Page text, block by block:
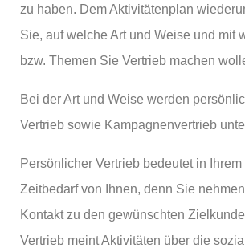
zu haben. Dem Aktivitätenplan
Sie, auf welche Art und Weise und mit
bzw. Themen Sie Vertrieb machen
Bei der Art und Weise werden
Vertrieb sowie Kampagnenvertrieb
Persönlicher Vertrieb bedeutet in
Zeitbedarf von Ihnen, denn Sie
Kontakt zu den gewünschten
Vertrieb meint Aktivitäten über die